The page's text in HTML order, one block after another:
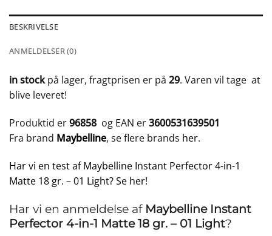
BESKRIVELSE
ANMELDELSER (0)
in stockpå lager, fragtprisen er på 29. Varen vil tage at
blive leveret!
Produktid er96858 og EAN er3600531639501
Fra brand Maybelline, se flere brands her.
Har vi en test af Maybelline Instant Perfector 4-in-1
Matte 18 gr. – 01 Light? Se her!
Har vi en anmeldelse af Maybelline Instant
Perfector 4-in-1 Matte 18 gr. – 01 Light?